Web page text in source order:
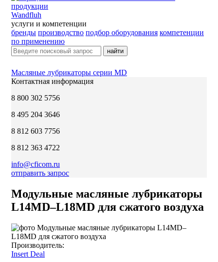
Wandfluh
услуги и компетенции
бренды производство подбор оборудования компетенции
по применению
найти
Масляные лубрикаторы серии MD
Контактная информация
8 800 302 5756
8 495 204 3646
8 812 603 7756
8 812 363 4722
info@cficom.ru
отправить запрос
Модульные масляные лубрикаторы
L14MD–L18MD для сжатого воздуха
Производитель:
Insert Deal